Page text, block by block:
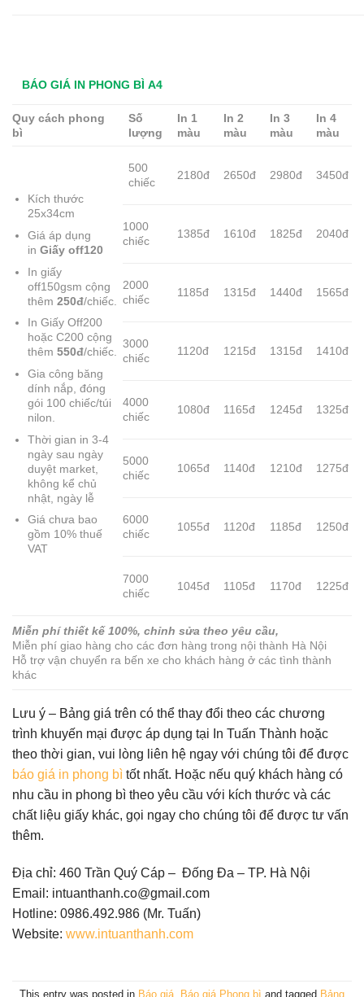
BÁO GIÁ IN PHONG BÌ A4
Quy cách phong
bì
Số
lượng
In 1
màu
In 2
màu
In 3
màu
In 4
màu
Kích thước
25x34cm
Giá áp dụng
in Giấy off120
In giấy
off150gsm cộng
thêm 250đ/chiếc.
In Giấy Off200
hoặc C200 cộng
thêm 550đ/chiếc.
Gia công băng
dính nắp, đóng
gói 100 chiếc/túi
nilon.
Thời gian in 3-4
ngày sau ngày
duyệt market,
không kể chủ
nhật, ngày lễ
Giá chưa bao
gồm 10% thuế
VAT
500
chiếc
2180đ 2650đ 2980đ 3450đ
1000
chiếc
1385đ 1610đ 1825đ 2040đ
2000
chiếc
1185đ 1315đ 1440đ 1565đ
3000
chiếc
1120đ 1215đ 1315đ 1410đ
4000
chiếc
1080đ 1165đ 1245đ 1325đ
5000
chiếc
1065đ 1140đ 1210đ 1275đ
6000
chiếc
1055đ 1120đ 1185đ 1250đ
7000
chiếc
1045đ 1105đ 1170đ 1225đ
Miễn phí thiết kế 100%, chỉnh sửa theo yêu cầu,
Miễn phí giao hàng cho các đơn hàng trong nội thành Hà Nội
Hỗ trợ vận chuyển ra bến xe cho khách hàng ở các tình thành
khác
Lưu ý – Bảng giá trên có thể thay đổi theo các chương
trình khuyến mại được áp dụng tại In Tuấn Thành hoặc
theo thời gian, vui lòng liên hệ ngay với chúng tôi để được
báo giá in phong bì tốt nhất. Hoặc nếu quý khách hàng có
nhu cầu in phong bì theo yêu cầu với kích thước và các
chất liệu giấy khác, gọi ngay cho chúng tôi để được tư vấn
thêm.
Địa chỉ: 460 Trần Quý Cáp – Đống Đa – TP. Hà Nội
Email: intuanthanh.co@gmail.com
Hotline: 0986.492.986 (Mr. Tuấn)
Website: www.intuanthanh.com
This entry was posted in Báo giá Báo giá Phong bì and tagged Bảng